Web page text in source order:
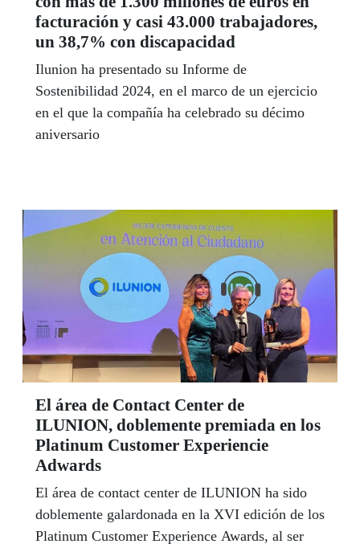
facturación y casi 43.000 trabajadores,
un 38,7% con discapacidad
Ilunion ha presentado su Informe de
Sostenibilidad 2024, en el marco de un ejercicio
en el que la compañía ha celebrado su décimo
aniversario
El área de Contact Center de
ILUNION, doblemente premiada en los
Platinum Customer Experiencie
Adwards
El área de contact center de ILUNION ha sido
doblemente galardonada en la XVI edición de los
Platinum Customer Experience Awards, al ser